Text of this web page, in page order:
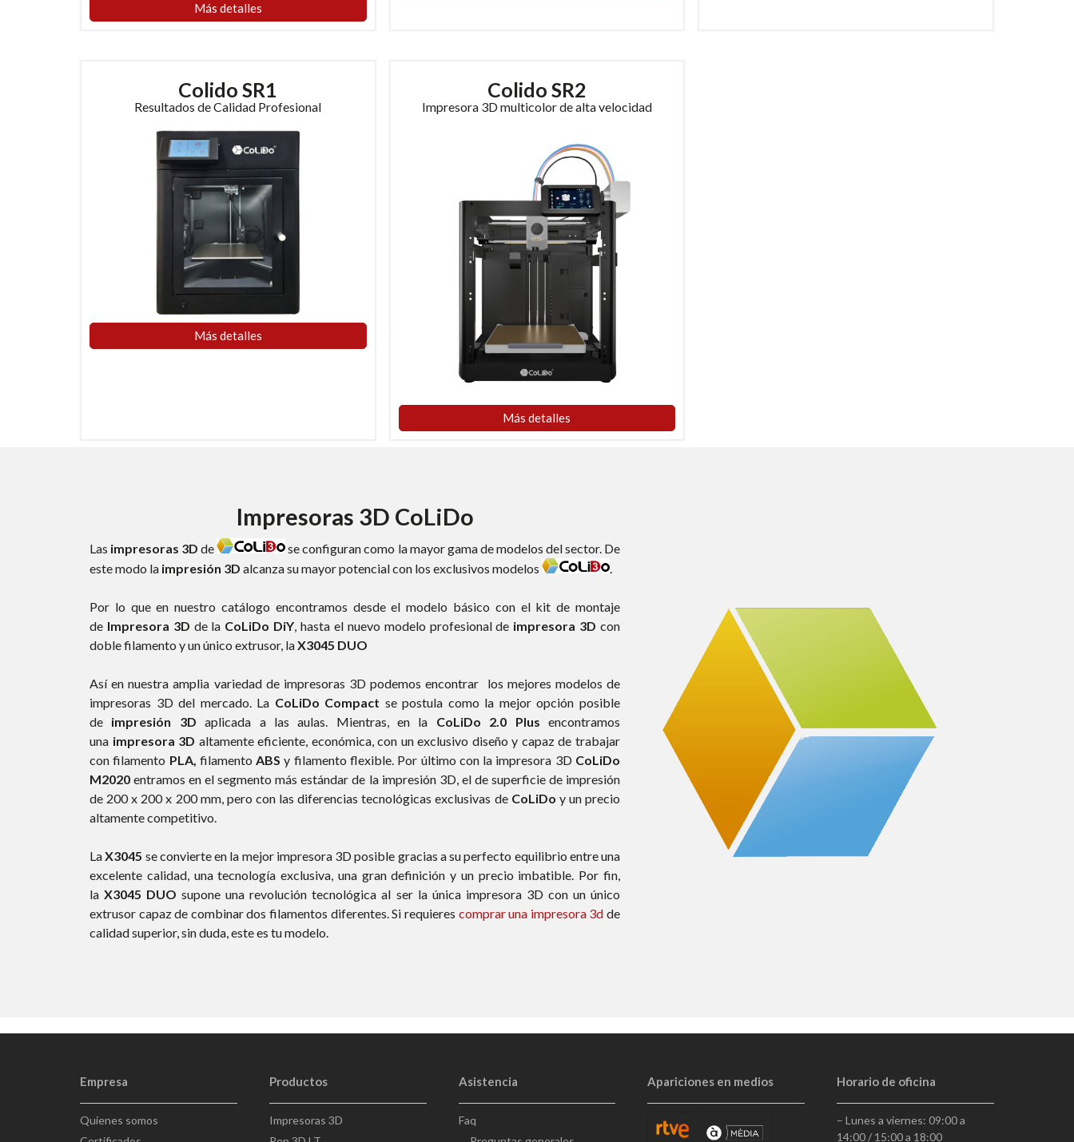
Más detalles​
Colido SR1
Resultados de Calidad Profesional
Más detalles​
Colido SR2
Impresora 3D multicolor de alta velocidad
Más detalles​
Impresoras 3D CoLiDo
Las impresoras 3D de
se configuran como la mayor gama de modelos del sector. De
este modo la impresión 3D alcanza su mayor potencial con los exclusivos modelos .
Por lo que en nuestro catálogo encontramos desde el modelo básico con el kit de montaje
de Impresora 3D de la CoLiDo DiY, hasta el nuevo modelo profesional de impresora 3D con
doble filamento y un único extrusor, laX3045 DUO
Así en nuestra amplia variedad de impresoras 3D podemos encontrar los mejores modelos de
impresoras 3D del mercado. La CoLiDo Compact se postula como la mejor opción posible
de impresión 3D aplicada a las aulas. Mientras, en la CoLiDo 2.0 Plus encontramos
una impresora 3D altamente eficiente, económica, con un exclusivo diseño y capaz de trabajar
con filamento PLA, filamentoABS y filamento flexible. Por último con la impresora 3D CoLiDo
M2020 entramos en el segmento más estándar de la impresión 3D, el de superficie de impresión
de 200 x 200 x 200 mm, pero con las diferencias tecnológicas exclusivas de CoLiDo y un precio
altamente competitivo.
LaX3045 se convierte en la mejor impresora 3D posible gracias a su perfecto equilibrio entre una
excelente calidad, una tecnología exclusiva, una gran definición y un precio imbatible. Por fin,
laX3045 DUO supone una revolución tecnológica al ser la única impresora 3D con un único
extrusor capaz de combinar dos filamentos diferentes. Si requieres comprar una impresora 3d de
calidad superior, sin duda, este es tu modelo.
Empresa
Quienes somos
Productos
Impresoras 3D
Asistencia
Faq
Apariciones en medios Horario de oficina
– Lunes a viernes: 09:00 a
14:00 / 15:00 a 18:00